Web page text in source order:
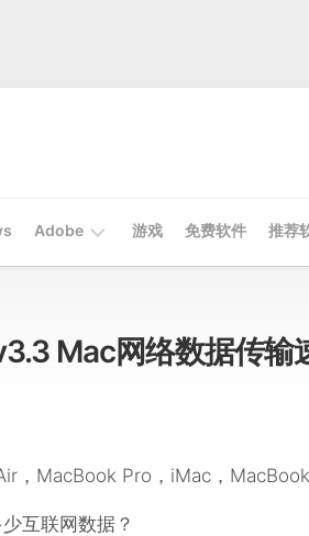
Adobe 游戏 免费软件 推荐
Mac网络数据传输
，MacBook Pro，iMac，
互联网数据？